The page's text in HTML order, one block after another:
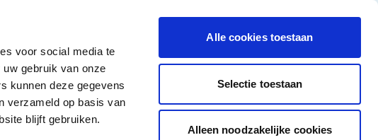
voor social media te
gebruik van onze
kunnen deze gegevens
verzameld op basis van
blijft gebruiken.
Alle cookies toestaan
Selectie toestaan
Alleen noodzakelijke cookies
category
submenu for Diepvriesproducten category
Show submenu for Dranken category
Non-Food
Alle deals
Word klant